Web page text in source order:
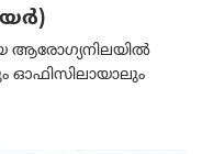
ആരോഗ്യനിലയിൽ
ഓഫിസിലായാലും